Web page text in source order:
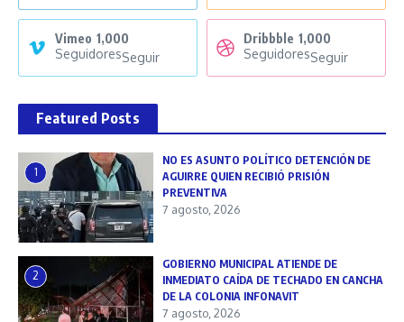
Vimeo 1,000
SeguidoresSeguir
Dribbble 1,000
SeguidoresSeguir
Featured Posts
1
NO ES ASUNTO POLÍTICO DETENCIÓN DE
AGUIRRE QUIEN RECIBIÓ PRISIÓN
PREVENTIVA
7 agosto, 2026
2
GOBIERNO MUNICIPAL ATIENDE DE
INMEDIATO CAÍDA DE TECHADO EN CANCHA
DE LA COLONIA INFONAVIT
7 agosto, 2026